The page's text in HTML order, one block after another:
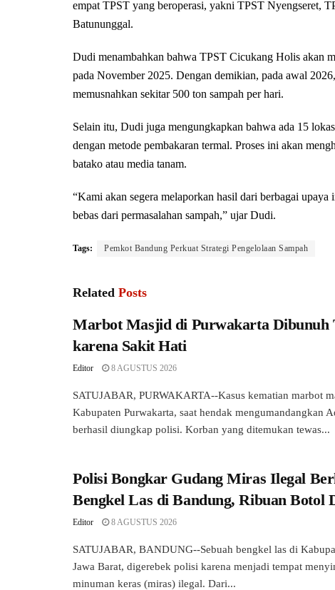
empat TPST yang beroperasi, yakni TPST Nyengseret,
Batununggal.
Dudi menambahkan bahwa TPST Cicukang Holis akan
pada November 2025. Dengan demikian, pada awal
memusnahkan sekitar 500 ton sampah per hari.
Selain itu, Dudi juga mengungkapkan bahwa ada 15
dengan metode pembakaran termal. Proses ini akan
batako atau media tanam.
“Kami akan segera melaporkan hasil dari berbagai
bebas dari permasalahan sampah,” ujar Dudi.
Tags: Pemkot Bandung Perkuat Strategi Pengelolaan Sampah
Related Posts
Marbot Masjid di Purwakarta Dibunuh
karena Sakit Hati
Editor 8 AGUSTUS 2026
SATUJABAR, PURWAKARTA--Kasus kematian marbot
Kabupaten Purwakarta, saat hendak mengumandangkan
berhasil diungkap polisi. Korban yang ditemukan tewas...
Polisi Bongkar Gudang Miras Ilegal
Bengkel Las di Bandung, Ribuan Botol
Editor 8 AGUSTUS 2026
SATUJABAR, BANDUNG--Sebuah bengkel las di
Jawa Barat, digerebek polisi karena menjadi tempat
minuman keras (miras) ilegal. Dari...